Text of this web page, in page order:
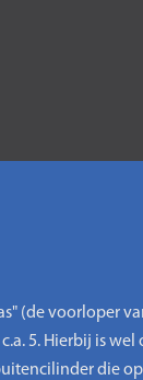
(de voorloper
5. Hierbij is
die